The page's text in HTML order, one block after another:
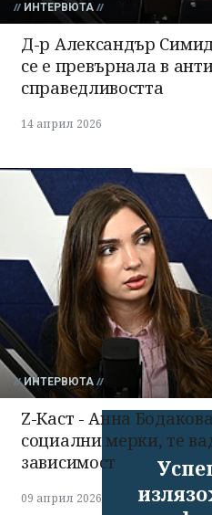
ИНТЕРВЮТА
Д-р Александър
се е превърнала в
справедливостта
14 април 2026
ИНТЕРВЮТА
Z-Каст - Анна
социални мерки, те
зависимост
09 април 2026